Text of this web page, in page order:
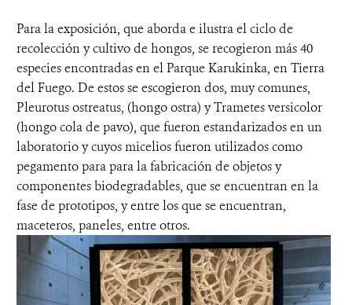
Para la exposición, que aborda e ilustra el ciclo de
recolección y cultivo de hongos, se recogieron más 40
especies encontradas en el Parque Karukinka, en Tierra
del Fuego. De estos se escogieron dos, muy comunes,
Pleurotus ostreatus, (hongo ostra) y Trametes versicolor
(hongo cola de pavo), que fueron estandarizados en un
laboratorio y cuyos micelios fueron utilizados como
pegamento para para la fabricación de objetos y
componentes biodegradables, que se encuentran en la
fase de prototipos, y entre los que se encuentran,
maceteros, paneles, entre otros.